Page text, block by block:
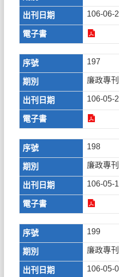
106-06-
197
廉政專
106-05-
198
廉政專
106-05-
199
廉政專
106-05-